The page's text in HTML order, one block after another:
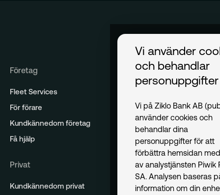
Företag
Fleet Services
För förare
Kundkännedom företag
Få hjälp
Privat
Kundkännedom privat
Vi använder
och behandlar
personuppgifter
Vi på Ziklo Bank AB
använder cookies och
behandlar dina
personuppgifter för att
förbättra hemsidan
av analystjänsten Piwik
SA. Analysen baseras
information om din